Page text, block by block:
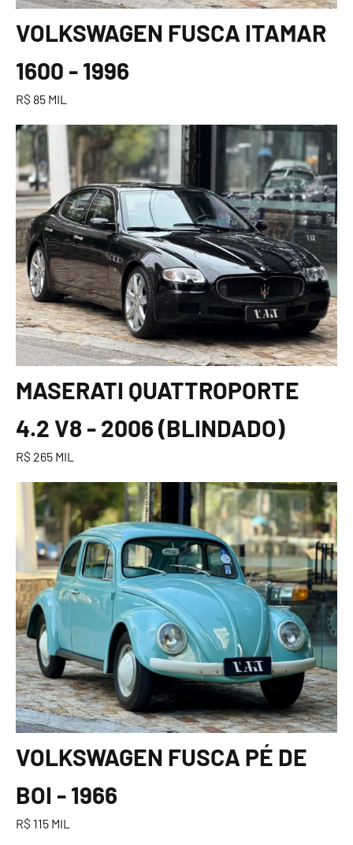
VOLKSWAGEN FUSCA ITAMAR
1600 - 1996
R$ 85 MIL
MASERATI QUATTROPORTE
4.2 V8 - 2006 (BLINDADO)
R$ 265 MIL
VOLKSWAGEN FUSCA PÉ DE
BOI - 1966
R$ 115 MIL